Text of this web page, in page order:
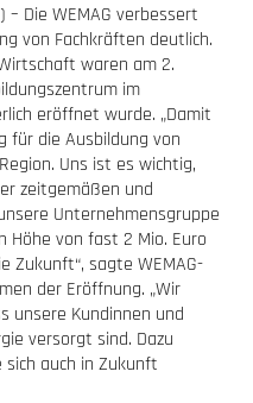
– Die WEMAG verbessert
von Fachkräften deutlich.
waren am 2.
im
eröffnet wurde. „Damit
für die Ausbildung von
Uns ist es wichtig,
zeitgemäßen und
Unternehmensgruppe
Höhe von fast 2 Mio. Euro
Zukunft“, sagte WEMAG-
der Eröffnung. „Wir
unsere Kundinnen und
versorgt sind. Dazu
auch in Zukunft